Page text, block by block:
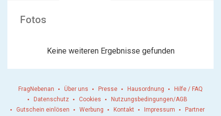
Fotos
Keine weiteren Ergebnisse gefunden
FragNebenan Über uns Presse Hausordnung
Hilfe / FAQ
Datenschutz
Cookies
Nutzungsbedingungen/AGB
Gutschein einlösen
Werbung Kontakt Impressum Partner